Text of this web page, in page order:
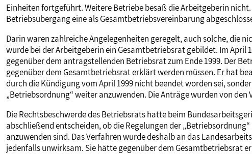
MITBESTIMMUNG
MITGLIEDSCHAFT & SERVICE
Einheiten fortgeführt. Weitere Betriebe besaß die Arbeitgeberin
Betriebsübergang eine als Gesamtbetriebsvereinbarung
Darin waren zahlreiche Angelegenheiten geregelt, auch solche, die
wurde bei der Arbeitgeberin ein Gesamtbetriebsrat gebildet. Im April
gegenüber dem antragstellenden Betriebsrat zum Ende 1999. Der
gegenüber dem Gesamtbetriebsrat erklärt werden müssen. Er hat
durch die Kündigung vom April 1999 nicht beendet worden sei,
„Betriebsordnung“ weiter anzuwenden. Die Anträge wurden von den
Die Rechtsbeschwerde des Betriebsrats hatte beim
abschließend entscheiden, ob die Regelungen der
anzuwenden sind. Das Verfahren wurde deshalb an das
jedenfalls unwirksam. Sie hätte gegenüber dem Gesamtbetriebsrat